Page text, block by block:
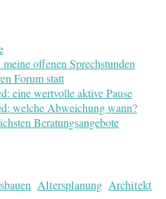
offenen Sprechstunden
Forum statt
eine wertvolle aktive Pause
welche Abweichung wann?
Beratungsangebote
Altersplanung Architekt